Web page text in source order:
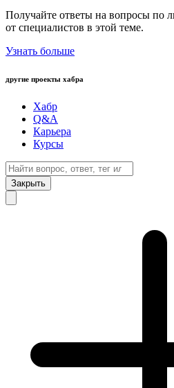
Получайте ответы на вопросы по
от специалистов в этой теме.
Узнать больше
другие проекты хабра
Хабр
Q&A
Карьера
Курсы
Закрыть